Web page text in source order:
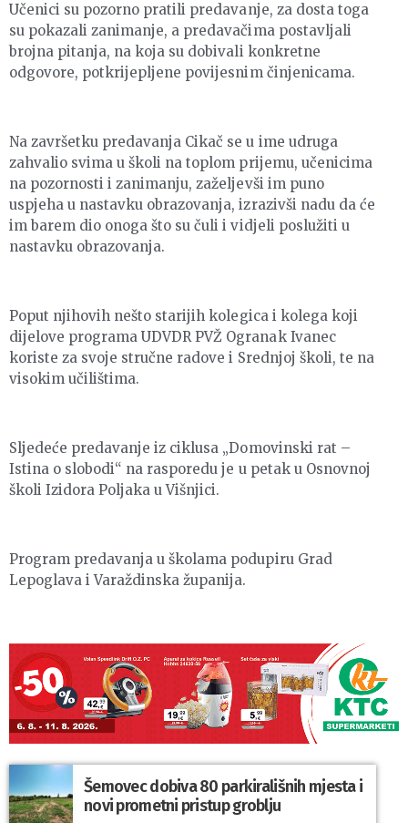
Učenici su pozorno pratili predavanje, za dosta toga
su pokazali zanimanje, a predavačima postavljali
brojna pitanja, na koja su dobivali konkretne
odgovore, potkrijepljene povijesnim činjenicama.
Na završetku predavanja Cikač se u ime udruga
zahvalio svima u školi na toplom prijemu, učenicima
na pozornosti i zanimanju, zaželjevši im puno
uspjeha u nastavku obrazovanja, izrazivši nadu da će
im barem dio onoga što su čuli i vidjeli poslužiti u
nastavku obrazovanja.
Poput njihovih nešto starijih kolegica i kolega koji
dijelove programa UDVDR PVŽ Ogranak Ivanec
koriste za svoje stručne radove i Srednjoj školi, te na
visokim učilištima.
Sljedeće predavanje iz ciklusa „Domovinski rat –
Istina o slobodi“ na rasporedu je u petak u Osnovnoj
školi Izidora Poljaka u Višnjici.
Program predavanja u školama podupiru Grad
Lepoglava i Varaždinska županija.
Šemovec dobiva 80 parkirališnih mjesta i
novi prometni pristup groblju